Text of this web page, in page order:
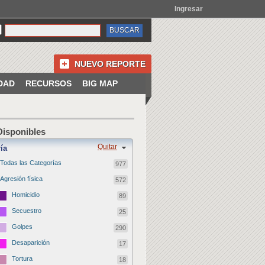
Ingresar
NUEVO REPORTE
RECURSOS BIG MAP
Quitar
Todas las Categorías 977
Agresión física 572
Homicidio 89
Secuestro 25
Golpes 290
Desaparición 17
Tortura 18